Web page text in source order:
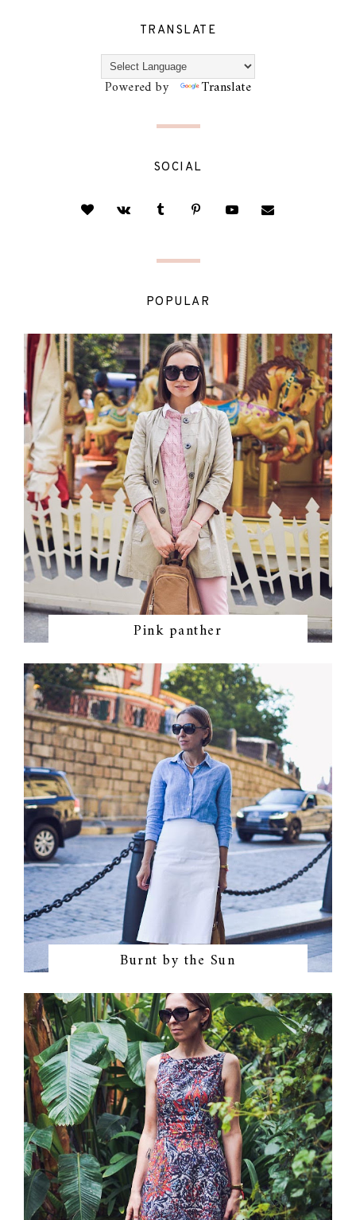
TRANSLATE
Powered by Translate
SOCIAL
POPULAR
Pink panther
Burnt by the Sun